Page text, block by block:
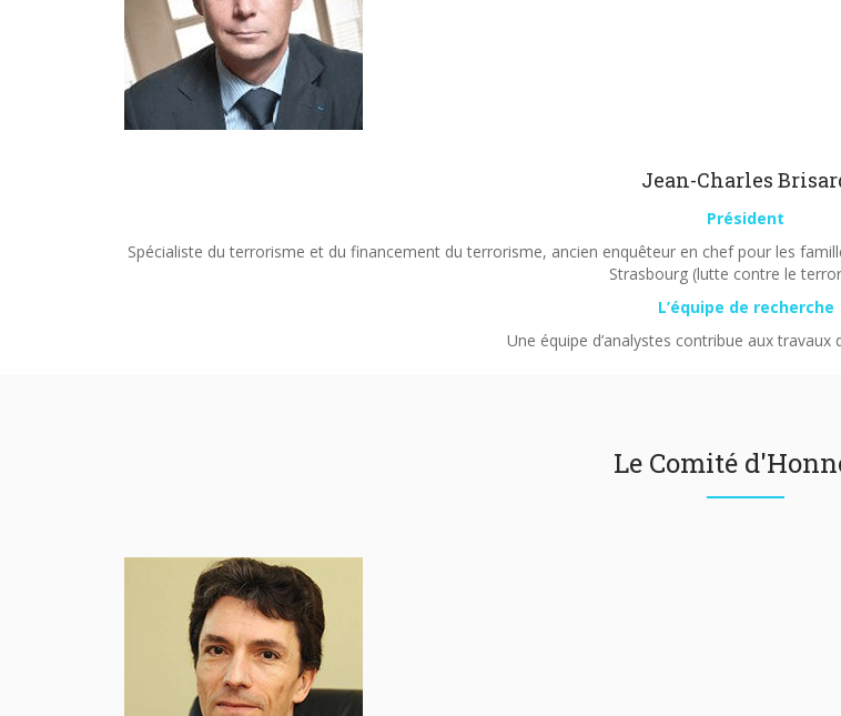
Jean-Charles
Président
Spécialiste du terrorisme et du financement du terrorisme, ancien enquêteur en chef pour les
Strasbourg (lutte contre le
L’équipe de recherche
Une équipe d’analystes contribue aux travaux
Le Comité